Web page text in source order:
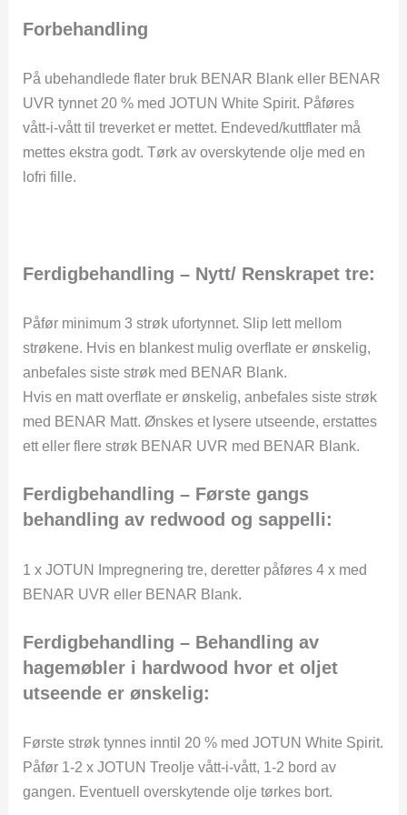
Forbehandling
På ubehandlede flater bruk BENAR Blank eller BENAR
UVR tynnet 20 % med JOTUN White Spirit. Påføres
vått-i-vått til treverket er mettet. Endeved/kuttflater må
mettes ekstra godt. Tørk av overskytende olje med en
lofri fille.
Ferdigbehandling – Nytt/ Renskrapet tre:
Påfør minimum 3 strøk ufortynnet. Slip lett mellom
strøkene. Hvis en blankest mulig overflate er ønskelig,
anbefales siste strøk med BENAR Blank.
Hvis en matt overflate er ønskelig, anbefales siste strøk
med BENAR Matt. Ønskes et lysere utseende, erstattes
ett eller flere strøk BENAR UVR med BENAR Blank.
Ferdigbehandling – Første gangs
behandling av redwood og sappelli:
1 x JOTUN Impregnering tre, deretter påføres 4 x med
BENAR UVR eller BENAR Blank.
Ferdigbehandling – Behandling av
hagemøbler i hardwood hvor et oljet
utseende er ønskelig:
Første strøk tynnes inntil 20 % med JOTUN White Spirit.
Påfør 1-2 x JOTUN Treolje vått-i-vått, 1-2 bord av
gangen. Eventuell overskytende olje tørkes bort.